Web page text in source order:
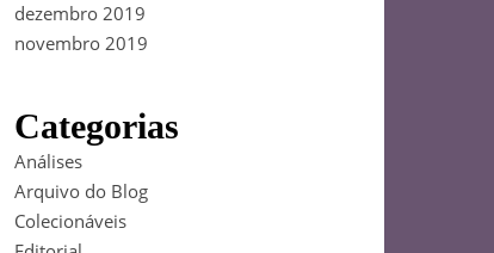
dezembro 2019
novembro 2019
Categorias
Análises
Arquivo do Blog
Colecionáveis